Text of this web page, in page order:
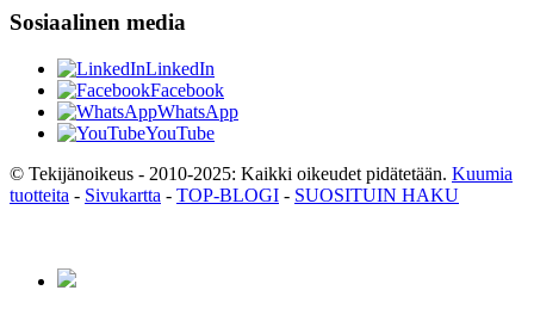
Sosiaalinen media
LinkedIn
Facebook
WhatsApp
YouTube
© Tekijänoikeus - 2010-2025: Kaikki oikeudet pidätetään. Kuumia
tuotteita - Sivukartta - TOP-BLOGI - SUOSITUIN HAKU